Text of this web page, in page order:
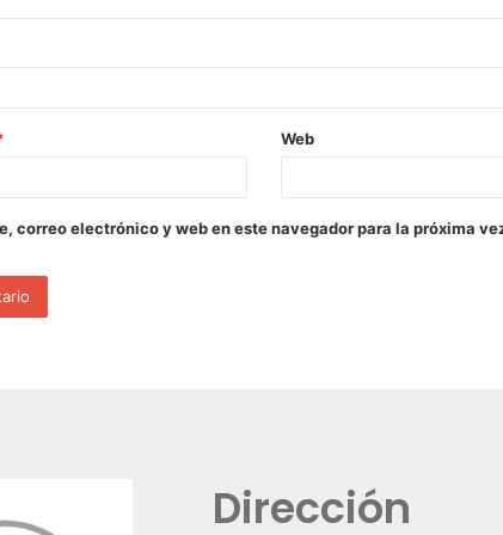
Web
correo electrónico y web en este navegador para la próxima
Dirección